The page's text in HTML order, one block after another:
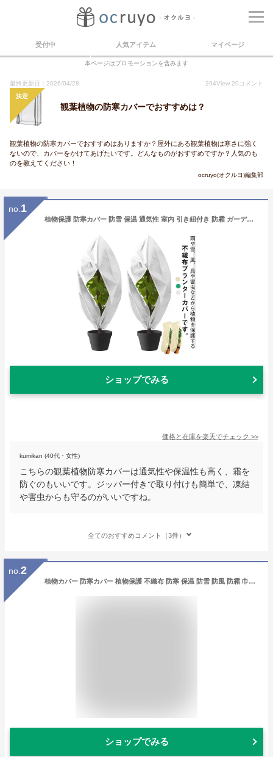
受付中 人気アイテム マイページ
本ページはプロモーションを含みます
最終更新日：2026/04/28 294View 20 コメント
決定
観葉植物の防寒カバーでおすすめは？
観葉植物の防寒カバーでおすすめはありますか？屋外にある観葉植物は寒さに強く
ないので、カバーをかけてあげたいです。どんなものがおすすめですか？人気のも
のを教えてください！
ocruyo(オクルヨ)編集部
no. 1
植物保護 防寒カバー 防雪 保温 通気性 室内 引き紐付き 防霜 ガーデン 凍結防止 防風 プランターカバー 鉢植え 不織布 2枚セット！植物カバー ジッパー付き 室外 虫害対策 観葉植物 園芸用品 再利用可能 折りたたみ
ショップでみる
価格と在庫を楽天でチェック >>
kumikan (40代・女性)
こちらの観葉植物防寒カバーは通気性や保温性も高く、霜を
防ぐのもいいです。ジッパー付きで取り付けも簡単で、凍結
や害虫からも守るのがいいですね。
全てのおすすめコメント（3件）
no. 2
植物カバー 防寒カバー 植物保護 不織布 防寒 保温 防雪 防風 防霜 巾着式 ジッパー付き 凍結防止 通気性 虫害対策 鉢植え 引き紐付き プランターカバー 室内 室外 ガーデン 観葉植物 園芸用品 再利用可能 折りたたみ 送料無料
ショップでみる